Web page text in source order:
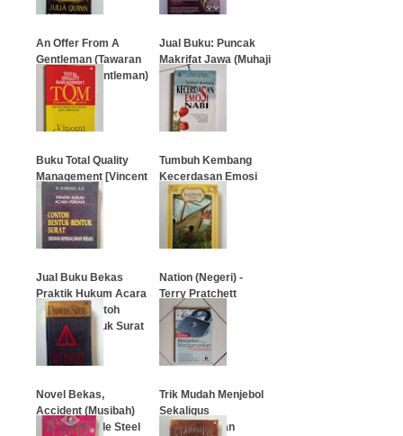
An Offer From A
Gentleman (Tawaran
Dari Sang Gentleman)
…
Jual Buku: Puncak
Makrifat Jawa (Muhaji
Fikriono)
Buku Total Quality
Management [Vincent
Gaspersz]
…
Tumbuh Kembang
Kecerdasan Emosi
Nabi
…
Jual Buku Bekas
Praktik Hukum Acara
Perdata: Contoh
Bentuk-Bentuk Surat
Nation (Negeri) -
Terry Pratchett
Novel Bekas,
Accident (Musibah)
Karya Danielle Steel
Trik Mudah Menjebol
Sekaligus
Mengamankan